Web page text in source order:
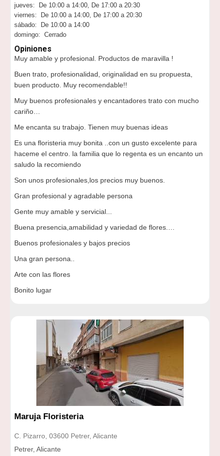
jueves: De 10:00 a 14:00, De 17:00 a 20:30
viernes: De 10:00 a 14:00, De 17:00 a 20:30
sábado: De 10:00 a 14:00
domingo: Cerrado
Opiniones
Muy amable y profesional. Productos de maravilla !
Buen trato, profesionalidad, originalidad en su propuesta,
buen producto. Muy recomendable!!
Muy buenos profesionales y encantadores trato con mucho
cariño…
Me encanta su trabajo. Tienen muy buenas ideas
Es una floristeria muy bonita ..con un gusto excelente para
haceme el centro. la familia que lo regenta es un encanto un
saludo la recomiendo
Son unos profesionales,los precios muy buenos.
Gran profesional y agradable persona
Gente muy amable y servicial...
Buena presencia,amabilidad y variedad de flores.…
Buenos profesionales y bajos precios
Una gran persona..
Arte con las flores
Bonito lugar
Maruja Floristeria
C. Pizarro, 03600 Petrer, Alicante
Petrer, Alicante